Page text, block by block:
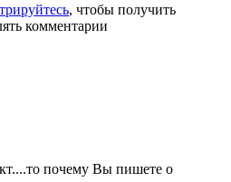
, чтобы получить
комментарии
почему Вы пишете о